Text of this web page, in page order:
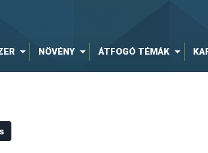
NÖVÉNY ÁTFOGÓ TÉMÁK